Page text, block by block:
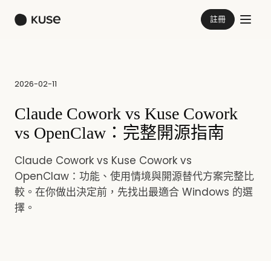
註冊
2026-02-11
Claude Cowork vs Kuse Cowork
vs OpenClaw：完整開源指南
Claude Cowork vs Kuse Cowork vs
OpenClaw：功能、使用情境與開源替代方案完整比
較。在你做出決定前，先找出最適合 Windows 的選
擇。